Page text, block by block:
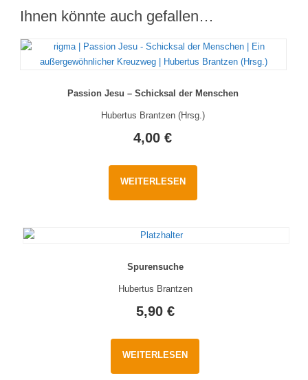
Ihnen könnte auch gefallen…
Passion Jesu – Schicksal der Menschen
Hubertus Brantzen (Hrsg.)
4,00€
WEITERLESEN
Spurensuche
Hubertus Brantzen
5,90 €
WEITERLESEN